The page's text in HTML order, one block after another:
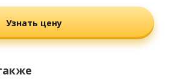
Узнать цену